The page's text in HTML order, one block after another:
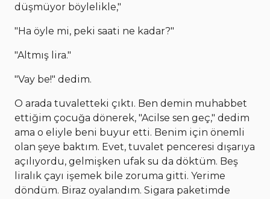
düşmüyor böylelikle,"
"Ha öyle mi, peki saati ne kadar?"
"Altmış lira."
"Vay be!" dedim.
O arada tuvaletteki çıktı. Ben demin muhabbet
ettiğim çocuğa dönerek, "Acilse sen geç," dedim
ama o eliyle beni buyur etti. Benim için önemli
olan şeye baktım. Evet, tuvalet penceresi dışarıya
açılıyordu, gelmişken ufak su da döktüm. Beş
liralık çayı işemek bile zoruma gitti. Yerime
döndüm. Biraz oyalandım. Sigara paketimde